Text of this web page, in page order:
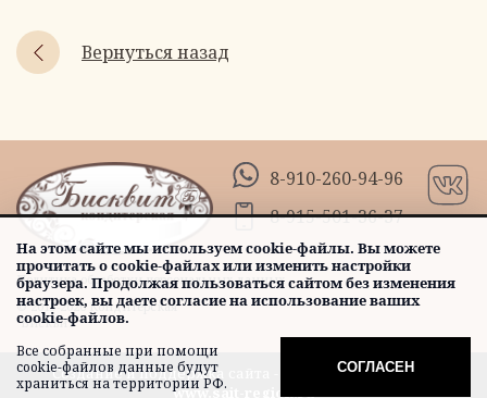
Вернуться назад
8-910-260-94-96
8-915-501-36-37
© 2015-2026 Кондитерская
"Бисквит"
Политика обработки персональных данных
Создание и поддержка сайта - ООО «Регион центр».
www.sait-region.ru
На этом сайте мы используем cookie-файлы. Вы можете
прочитать о cookie-файлах или изменить настройки
браузера. Продолжая пользоваться сайтом без изменения
настроек, вы даете согласие на использование ваших
cookie-файлов.
Все собранные при помощи
cookie-файлов данные будут
храниться на территории РФ.
СОГЛАСЕН